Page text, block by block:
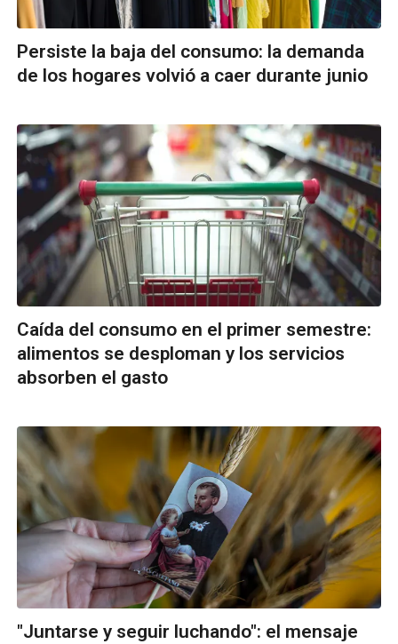
Persiste la baja del consumo: la demanda
de los hogares volvió a caer durante junio
Caída del consumo en el primer semestre:
alimentos se desploman y los servicios
absorben el gasto
"Juntarse y seguir luchando": el mensaje